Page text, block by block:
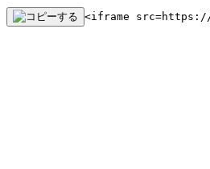
<iframe src=https://